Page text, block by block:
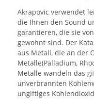
Akrapovic verwendet
die Ihnen den Sound
garantieren, die sie
gewohnt sind. Der
aus Metall, die an der
Metalle(Palladium,
Metalle wandeln das
unverbrannten
ungiftiges